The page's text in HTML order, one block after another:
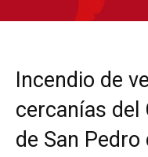
Incendio de
cercanías del
de San Pedro